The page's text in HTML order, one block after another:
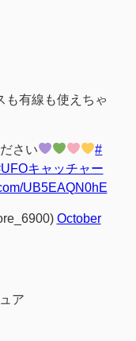
も有線も使えちゃ
さい
#
キャッチャー
UB5EAQN0hE
October
ュア